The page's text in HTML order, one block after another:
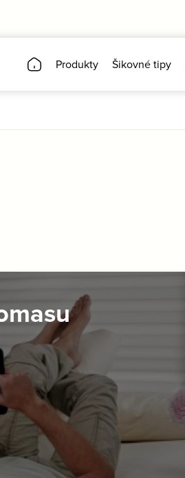
Produkty Šikovné tipy